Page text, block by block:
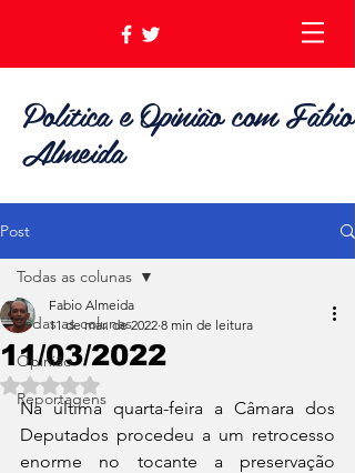
Política e Opinião com Fábio
Almeida
Post
Todas as colunas
Opinião
Reportagens
Todas as colunas
11/03/2022
Fabio Almeida
11 de mar. de 2022 8 min de leitura
Avaliado com NaN de 5 estrelas.
Na última quarta-feira a Câmara dos
Deputados procedeu a um retrocesso
enorme no tocante a preservação